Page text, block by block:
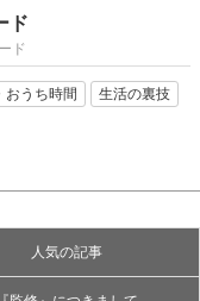
ド
ド
おうち時間 生活の裏技
人気の記事